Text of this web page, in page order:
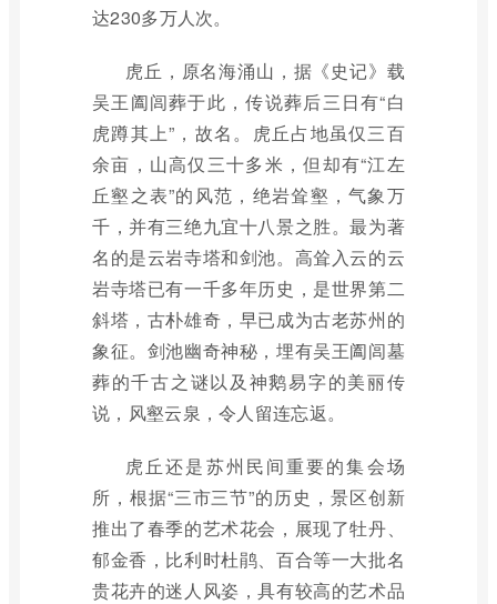
达230多万人次。
虎丘，原名海涌山，据《史记》载
吴王阖闾葬于此，传说葬后三日有“白
虎蹲其上”，故名。虎丘占地虽仅三百
余亩，山高仅三十多米，但却有“江左
丘壑之表”的风范，绝岩耸壑，气象万
千，并有三绝九宜十八景之胜。最为著
名的是云岩寺塔和剑池。高耸入云的云
岩寺塔已有一千多年历史，是世界第二
斜塔，古朴雄奇，早已成为古老苏州的
象征。剑池幽奇神秘，埋有吴王阖闾墓
葬的千古之谜以及神鹅易字的美丽传
说，风壑云泉，令人留连忘返。
虎丘还是苏州民间重要的集会场
所，根据“三市三节”的历史，景区创新
推出了春季的艺术花会，展现了牡丹、
郁金香，比利时杜鹃、百合等一大批名
贵花卉的迷人风姿，具有较高的艺术品